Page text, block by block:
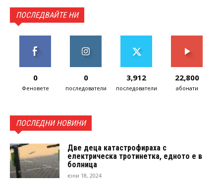
ПОСЛЕДВАЙТЕ НИ
0
Феновете
0
последователи
3,912
последователи
22,800
абонати
ПОСЛЕДНИ НОВИНИ
Две деца катастрофираха с
електрическа тротинетка, едното е в
болница
юни 18, 2024